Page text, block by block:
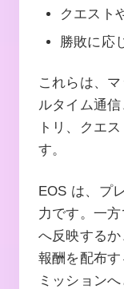
クエスト
勝敗に応
これらは、
ルタイム通
トリ、クエ
す。
EOS は、プ
力です。一
へ反映する
報酬を配布
ミッション